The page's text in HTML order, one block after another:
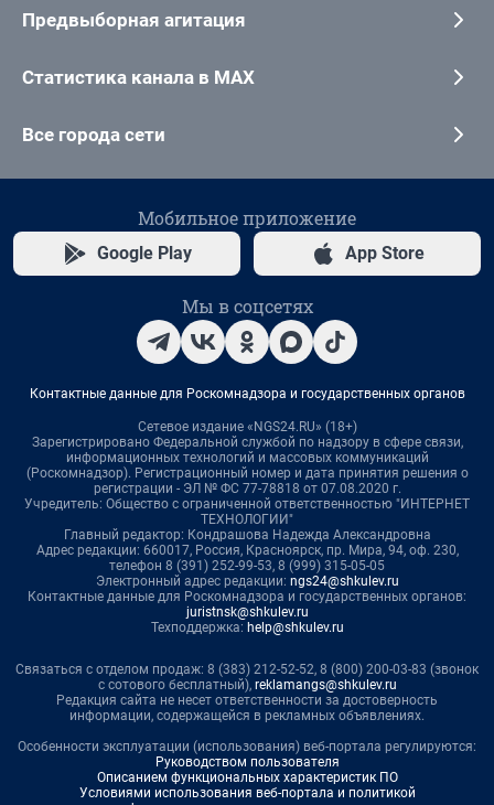
Предвыборная агитация
Статистика канала в MAX
Все города сети
Мобильное приложение
Google Play App Store
Мы в соцсетях
Контактные данные для Роскомнадзора и государственных органов
Сетевое издание «NGS24.RU» (18+)
Зарегистрировано Федеральной службой по надзору в сфере связи,
информационных технологий и массовых коммуникаций
(Роскомнадзор). Регистрационный номер и дата принятия решения о
регистрации - ЭЛ № ФС 77-78818 от 07.08.2020 г.
Учредитель: Общество с ограниченной ответственностью "ИНТЕРНЕТ
ТЕХНОЛОГИИ"
Главный редактор: Кондрашова Надежда Александровна
Адрес редакции: 660017, Россия, Красноярск, пр. Мира, 94, оф. 230,
телефон 8 (391) 252-99-53, 8 (999) 315-05-05
Электронный адрес редакции: ngs24@shkulev.ru
Контактные данные для Роскомнадзора и государственных органов:
juristnsk@shkulev.ru
Техподдержка: help@shkulev.ru
Связаться с отделом продаж: 8 (383) 212-52-52, 8 (800) 200-03-83 (звонок
с сотового бесплатный), reklamangs@shkulev.ru
Редакция сайта не несет ответственности за достоверность
информации, содержащейся в рекламных объявлениях.
Особенности эксплуатации (использования) веб-портала регулируются:
Руководством пользователя
Описанием функциональных характеристик ПО
Условиями использования веб-портала и политикой